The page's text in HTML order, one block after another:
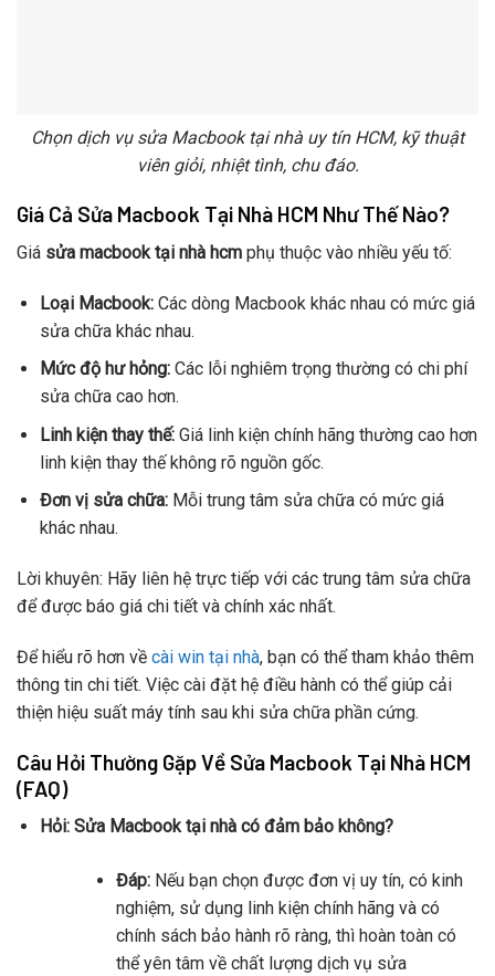
Chọn dịch vụ sửa Macbook tại nhà uy tín HCM, kỹ thuật
viên giỏi, nhiệt tình, chu đáo.
Giá Cả Sửa Macbook Tại Nhà HCM Như Thế Nào?
Giá sửa macbook tại nhà hcm phụ thuộc vào nhiều yếu tố:
Loại Macbook:Các dòng Macbook khác nhau có mức giá
sửa chữa khác nhau.
Mức độ hư hỏng:Các lỗi nghiêm trọng thường có chi phí
sửa chữa cao hơn.
Linh kiện thay thế:Giá linh kiện chính hãng thường cao hơn
linh kiện thay thế không rõ nguồn gốc.
Đơn vị sửa chữa:Mỗi trung tâm sửa chữa có mức giá
khác nhau.
Lời khuyên: Hãy liên hệ trực tiếp với các trung tâm sửa chữa
để được báo giá chi tiết và chính xác nhất.
Để hiểu rõ hơn về cài win tại nhà, bạn có thể tham khảo thêm
thông tin chi tiết. Việc cài đặt hệ điều hành có thể giúp cải
thiện hiệu suất máy tính sau khi sửa chữa phần cứng.
Câu Hỏi Thường Gặp Về Sửa Macbook Tại Nhà HCM
(FAQ)
Hỏi: Sửa Macbook tại nhà có đảm bảo không?
Đáp:Nếu bạn chọn được đơn vị uy tín, có kinh
nghiệm, sử dụng linh kiện chính hãng và có
chính sách bảo hành rõ ràng, thì hoàn toàn có
thể yên tâm về chất lượng dịch vụ sửa